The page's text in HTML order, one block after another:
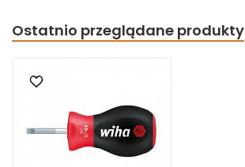
Ostatnio przeglądane produkty